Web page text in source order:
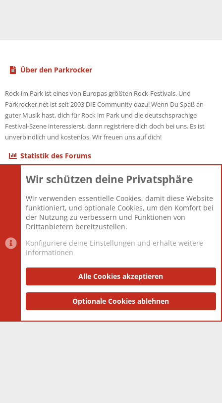
Über den Parkrocker
Rock im Park ist eines von Europas größten Rock-Festivals. Und
Parkrocker.net ist seit 2003 DIE Community dazu! Wenn Du Spaß an
guter Musik hast, dich für Rock im Park und die deutschsprachige
Festival-Szene interessierst, dann registriere dich doch bei uns. Es ist
unverbindlich und kostenlos. Wir freuen uns auf dich!
Statistik des Forums
Themen
Mitglieder
12.427
Neuestes Mitglied
Berlin
Datenschutzerklärung Impressum
Community platform by XenForo® © 2010-2025 XenForo Ltd.
and add-ons by ThemeHouse
Wir schützen deine Privatsphäre
Wir verwenden essentielle Cookies, damit diese Website
funktioniert, und optionale Cookies, um den Komfort bei
der Nutzung zu verbessern und Funktionen von
Drittanbietern bereitzustellen.
Konfiguriere deine Einstellungen und erhalte weitere
Informationen
Alle Cookies akzeptieren
Optionale Cookies ablehnen